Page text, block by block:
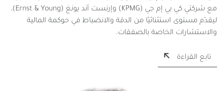
مع شركتي كي بي إم جي (KPMG) وإرنست آند يونغ (Ernst & Young)،
ليقدّم مستوى استثنائيًا من الدقة والانضباط في حوكمة المالية
والاستشارات الخاصة بالصفقات.
تابع القراءة